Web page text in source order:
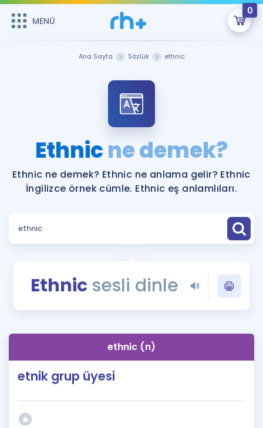
MENÜ
0
ÜYE DEĞİLİM
Sepetin Şu An Boş.
Remzi Hoca ile seni sınava hazırlayacak onlarca eğitim seni
bekliyor!
MENÜ
Faydalı Araçlar
Sözlük
Blog
İngilizce Gramer
Ana Sayfa Sözlük ethnic
Ethnicne demek?
Ethnic ne demek? Ethnic ne anlama gelir? Ethnic
İngilizce örnek cümle. Ethnic eş anlamlıları.
Ethnic sesli dinle
ethnic (n)
etnik grup üyesi